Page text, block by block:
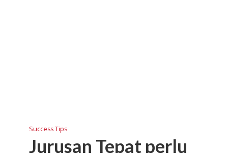
Success Tips
Jurusan Tepat perlu